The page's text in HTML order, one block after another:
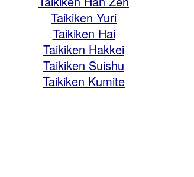
Taikiken Yuri
Taikiken Hai
Taikiken Hakkei
Taikiken Suishu
Taikiken Kumite